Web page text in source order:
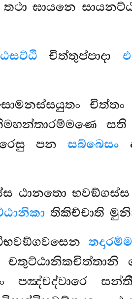
ඝායනෙ
චිත්තුප්පාදා
චිත්තං
සති
පනසබ්බෙසං
ඨානතො
තිකිච්චාති
චතුට්ඨානිකචිත්තානි
පඤ්චද්වාරෙ